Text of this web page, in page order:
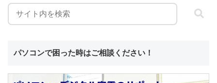
パソコンで困った時はご相談ください！